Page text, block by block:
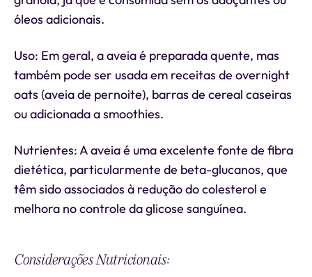
óleos adicionais.
Uso: Em geral, a aveia é preparada quente, mas
também pode ser usada em receitas de overnight
oats (aveia de pernoite), barras de cereal caseiras
ou adicionada a smoothies.
Nutrientes: A aveia é uma excelente fonte de fibra
dietética, particularmente de beta-glucanos, que
têm sido associados à redução do colesterol e
melhora no controle da glicose sanguínea.
Considerações Nutricionais: